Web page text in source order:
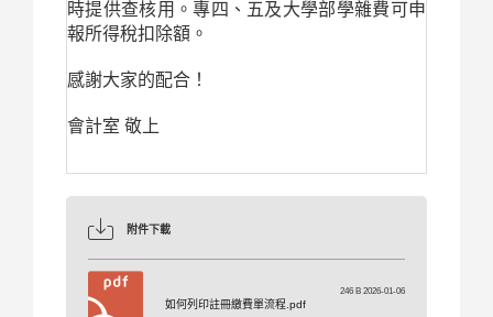
時提供查核用。專四、五及大學部學雜費可申
報所得稅扣除額。
感謝大家的配合！
會計室 敬上
附件下載
如何列印註冊繳費單流程.pdf
246 B 2026-01-06